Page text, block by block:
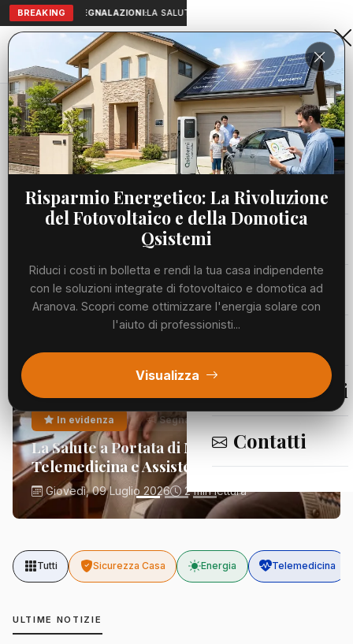
BREAKING SEGNALAZIONI:LA SALUTE A PORTATA DI MANO:
Aranova • NET
PORTALE UTILE AL TERRITORIO
Home
Cronaca
Viabilità
Meteo
Segnalazioni
Contatti
Risparmio Energetico: La Rivoluzione
del Fotovoltaico e della Domotica
Qsistemi
Riduci i costi in bolletta e rendi la tua casa indipendente
con le soluzioni integrate di fotovoltaico e domotica ad
Aranova. Scopri come ottimizzare l'energia solare con
l'aiuto di professionisti...
Visualizza
In evidenza Segnalazioni
La Salute a Portata di Mano:
Telemedicina e Assistenza Domiciliare
Giovedì, 09 Luglio 2026 2 min lettura
Tutti Sicurezza Casa Energia Telemedicina
ULTIME NOTIZIE